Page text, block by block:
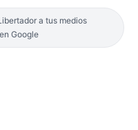
a tus medios
Google